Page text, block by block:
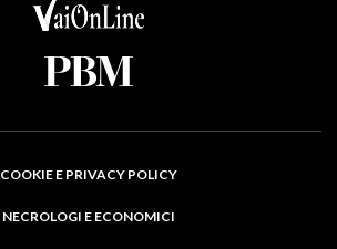
COOKIE E PRIVACY POLICY
NECROLOGI E ECONOMICI